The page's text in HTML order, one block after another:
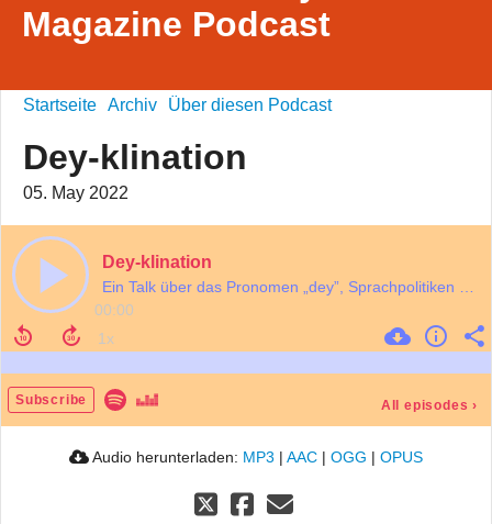
Magazine Podcast
Startseite Archiv Über diesen Podcast
Dey-klination
05. May 2022
Dey-klination
00:00
Subscribe All episodes ›
Audio herunterladen: MP3 | AAC | OGG | OPUS